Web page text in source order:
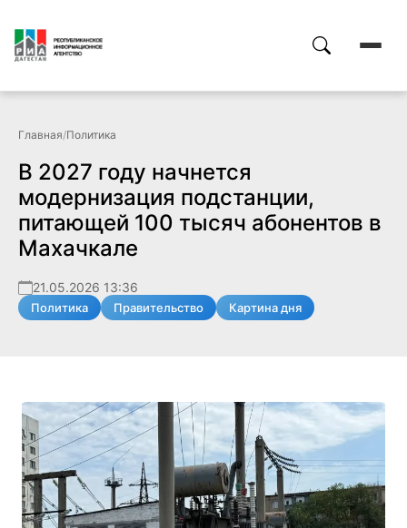
Главная/Политика
В 2027 году начнется
модернизация подстанции,
питающей 100 тысяч абонентов в
Махачкале
21.05.2026 13:36
Политика Правительство Картина дня